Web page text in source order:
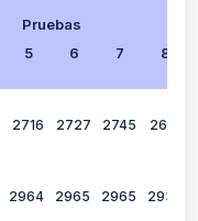
Pruebas
5 6 7 8
2716 2727 2745 2613
2964 2965 2965 2932